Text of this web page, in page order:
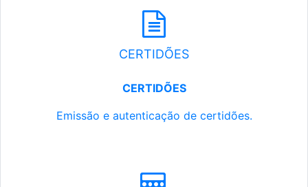
CERTIDÕES
CERTIDÕES
Emissão e autenticação de certidões.